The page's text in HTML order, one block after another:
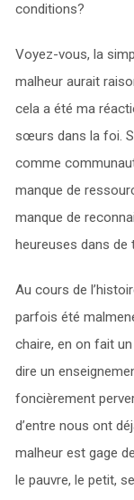
conditions?
Voyez-vous, la
malheur aurait
cela a été ma
sœurs dans la foi.
comme
manque de
manque de
heureuses dans de
Au cours de
parfois été
chaire, en on fait
dire un
foncièrement
d’entre nous ont
malheur est gage
le pauvre, le petit,